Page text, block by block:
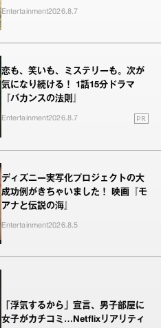
Entertainment2026.8.7
恋も、笑いも、ミステリーも。次が
気になり続ける！ 1話15分ドラマ
『バカンスの法則』
Entertainment2026.8.7 PR
ディズニー実写化プロジェクトの大
成功例がきちゃいました！ 映画『モ
アナと伝説の海』
Entertainment2026.8.5
「浮気するから」宣言、男子部屋に
女子がカチコミ…Netflixリアリティ